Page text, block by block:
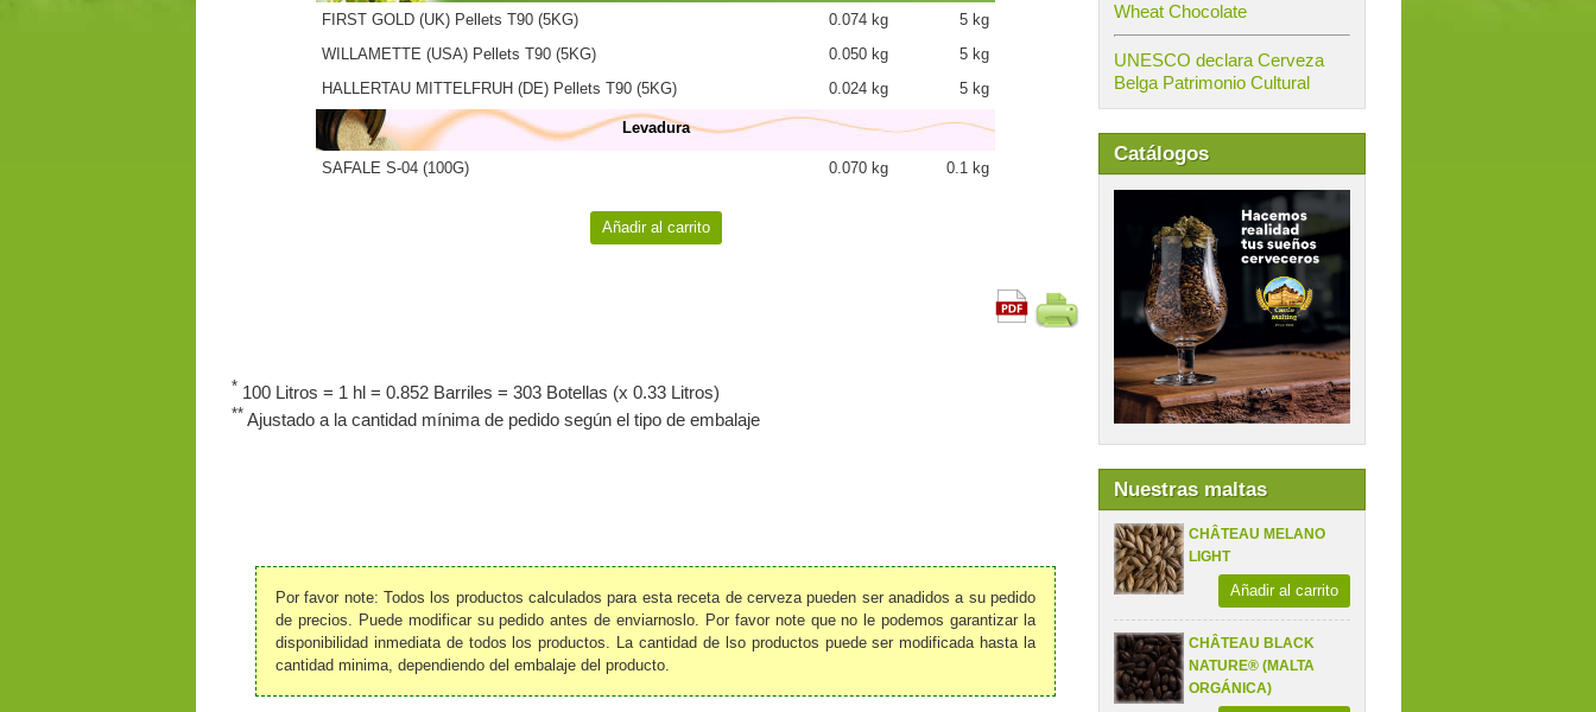
Wheat Chocolate
UNESCO declara Cerveza
Belga Patrimonio Cultural
Catálogos
Nuestras maltas
CHÂTEAU MELANO
LIGHT
Añadir al carrito
CHÂTEAU BLACK
NATURE® (MALTA
ORGÁNICA)
FIRST GOLD (UK) Pellets T90 (5KG) 0.074 kg
5 kg
WILLAMETTE (USA) Pellets T90 (5KG)
0.050 kg
5 kg
HALLERTAU MITTELFRUH (DE) Pellets T90 (5KG)
0.024 kg 5 kg
Levadura
SAFALE S-04 (100G) 0.070 kg 0.1 kg
* 100 Litros = 1 hl = 0.852 Barriles = 303 Botellas (x 0.33 Litros)
** Ajustado a la cantidad mínima de pedido según el tipo de embalaje
Por favor note: Todos los productos calculados para esta receta de cerveza pueden ser anadidos a su pedido
de precios. Puede modificar su pedido antes de enviarnoslo. Por favor note que no le podemos garantizar la
disponibilidad inmediata de todos los productos. La cantidad de lso productos puede ser modificada hasta la
cantidad minima, dependiendo del embalaje del producto.